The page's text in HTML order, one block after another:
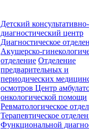
Детский консультативно-
диагностический центр
Диагностическое
Акушерско-
отделение Отделение
предварительных и
периодических
осмотровЦентр
онкологической помощи
Ревматологическое
Терапевтическое
Функциональной